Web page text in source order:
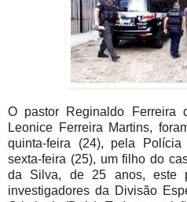
O pastor Reginaldo
Leonice Ferreira Martins,
quinta-feira (24), pela
sexta-feira (25), um filho do
da Silva, de 25 anos, este
investigadores da Divisão